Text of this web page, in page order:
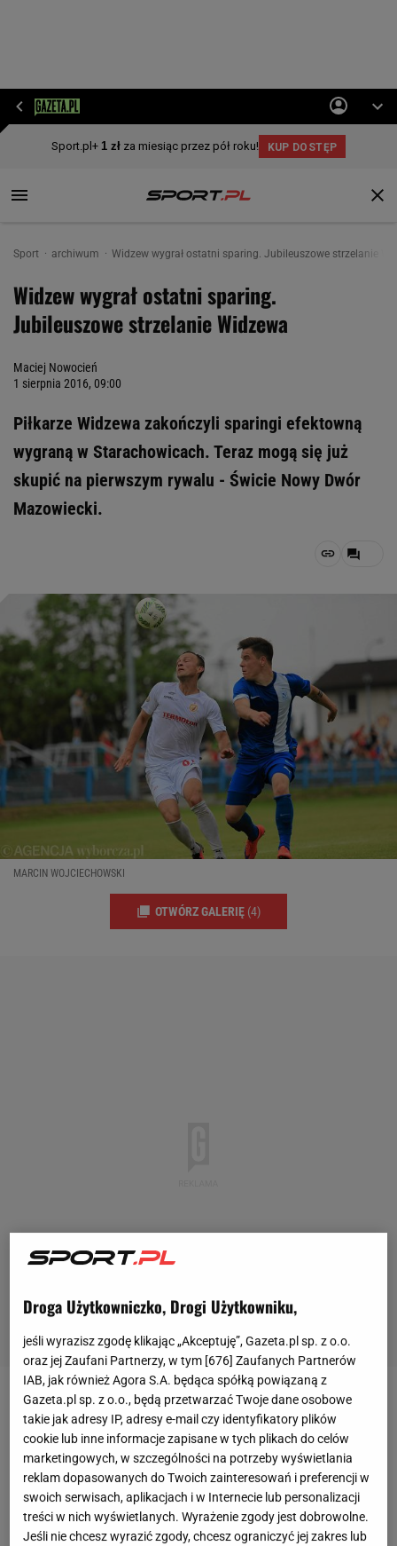
Sport archiwum Widzew wygrał ostatni sparing. Jubileuszowe strzelanie
Widzew wygrał ostatni sparing.
Jubileuszowe strzelanie Widzewa
Maciej Nowocień
1 sierpnia 2016, 09:00
Piłkarze Widzewa zakończyli sparingi efektowną
wygraną w Starachowicach. Teraz mogą się już
skupić na pierwszym rywalu - Świcie Nowy Dwór
Mazowiecki.
MARCIN WOJCIECHOWSKI
OTWÓRZ GALERIĘ (4)
W ostatnim sparingu podopieczni trenera Marcina
Płuski zmierzyli się ze Starem Starachowice. To
rywal z klasy okręgowej, ameczmiał uświetnić
obchody 90-lecia klubu z Świętokrzyskiego. Do
Starachowic
Widzew
pojechał w mocno okrojonym
składzie. Brakowało najlepszych zawodników, czyli
Droga Użytkowniczko, Drogi Użytkowniku,
jeśli wyrazisz zgodę klikając „Akceptuję”, Gazeta.pl sp. z o.o.
oraz jej Zaufani Partnerzy, w tym [676] Zaufanych Partnerów
IAB, jak również Agora S.A. będąca spółką powiązaną z
Gazeta.pl sp. z o.o., będą przetwarzać Twoje dane osobowe
takie jak adresy IP, adresy e-mail czy identyfikatory plików
cookie lub inne informacje zapisane w tych plikach do celów
marketingowych, w szczególności na potrzeby wyświetlania
reklam dopasowanych do Twoich zainteresowań i preferencji w
swoich serwisach, aplikacjach i w Internecie lub personalizacji
treści w nich wyświetlanych. Wyrażenie zgody jest dobrowolne.
Jeśli nie chcesz wyrazić zgody, chcesz ograniczyć jej zakres lub